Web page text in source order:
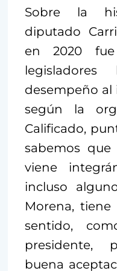
Sobre la
diputado
en 2020
desempeño al
según la
Calificado,
sabemos
viene
incluso
Morena, tiene
sentido,
presidente,
buena